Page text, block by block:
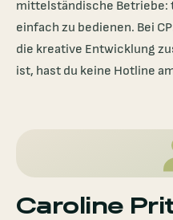
mittelständische
einfach zu bedienen. Bei
die kreative Entwicklung
ist, hast du keine Hotline
Caroline